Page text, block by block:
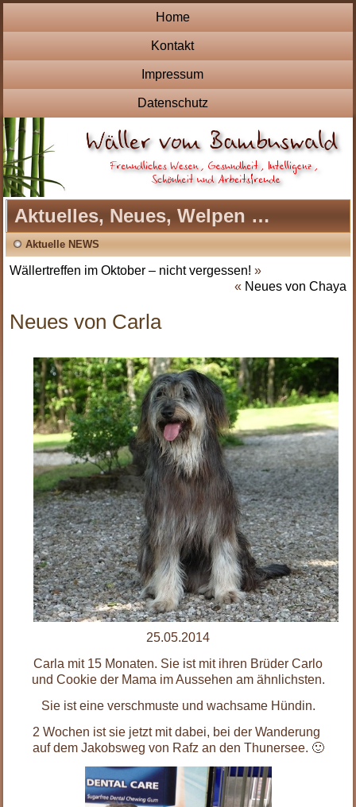
Home
Kontakt
Impressum
Datenschutz
Aktuelles, Neues, Welpen …
Aktuelle NEWS
Wällertreffen im Oktober – nicht vergessen! »
« Neues von Chaya
Neues von Carla
25.05.2014
Carla mit 15 Monaten. Sie ist mit ihren Brüder Carlo
und Cookie der Mama im Aussehen am ähnlichsten.
Sie ist eine verschmuste und wachsame Hündin.
2 Wochen ist sie jetzt mit dabei, bei der Wanderung
auf dem Jakobsweg von Rafz an den Thunersee. 🙂